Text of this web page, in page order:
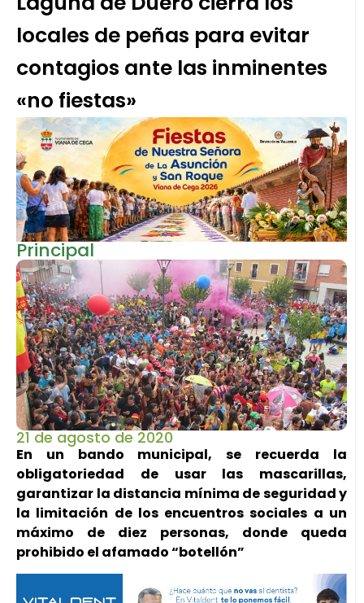
locales de peñas para evitar
contagios ante las inminentes
«no fiestas»
Principal
21 de agosto de 2020
En un bando municipal, se recuerda la
obligatoriedad de usar las mascarillas,
garantizar la distancia mínima de seguridad y
la limitación de los encuentros sociales a un
máximo de diez personas, donde queda
prohibido el afamado “botellón”